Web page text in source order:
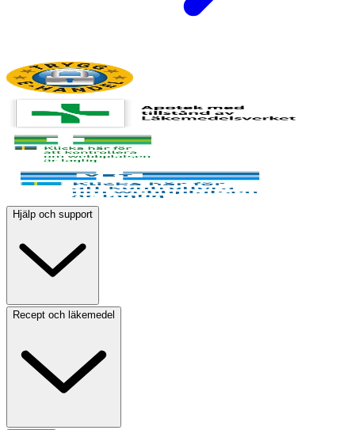
Hjälp och support
Recept och läkemedel